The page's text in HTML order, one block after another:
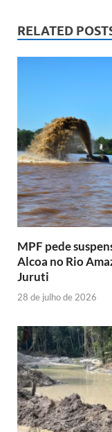
RELATED
MPF pede
Alcoa no Rio
Juruti
28 de julho de 2026